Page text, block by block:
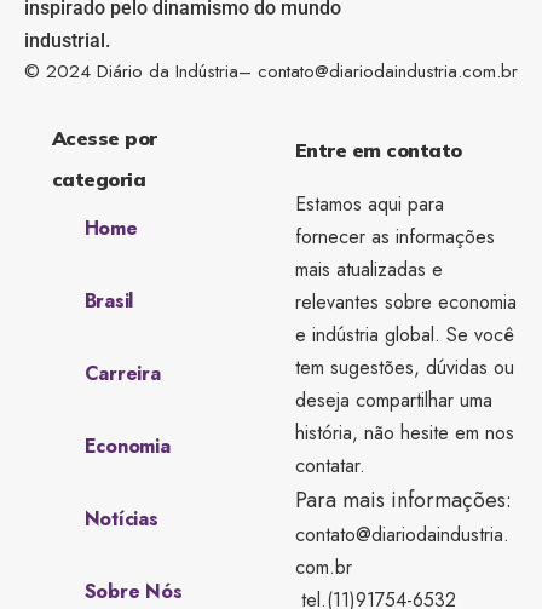
inspirado pelo dinamismo do mundo
industrial.
© 2024 Diário da Indústria– contato@diariodaindustria.com.br
Acesse por
categoria
Home
Brasil
Carreira
Economia
Notícias
Sobre Nós
Entre em contato
Estamos aqui para
fornecer as informações
mais atualizadas e
relevantes sobre economia
e indústria global. Se você
tem sugestões, dúvidas ou
deseja compartilhar uma
história, não hesite em nos
contatar.
Para mais informações:
contato@diariodaindustria.
com.br
tel.(11)91754-6532